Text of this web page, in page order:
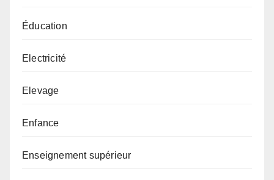
Éducation
Electricité
Elevage
Enfance
Enseignement supérieur